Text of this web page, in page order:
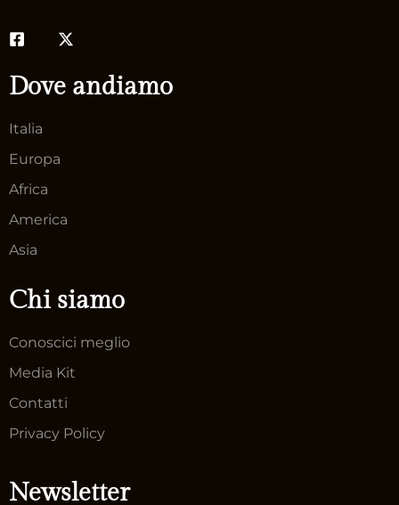
Dove andiamo
Italia
Europa
Africa
America
Asia
Chi siamo
Conoscici meglio
Media Kit
Contatti
Privacy Policy
Newsletter